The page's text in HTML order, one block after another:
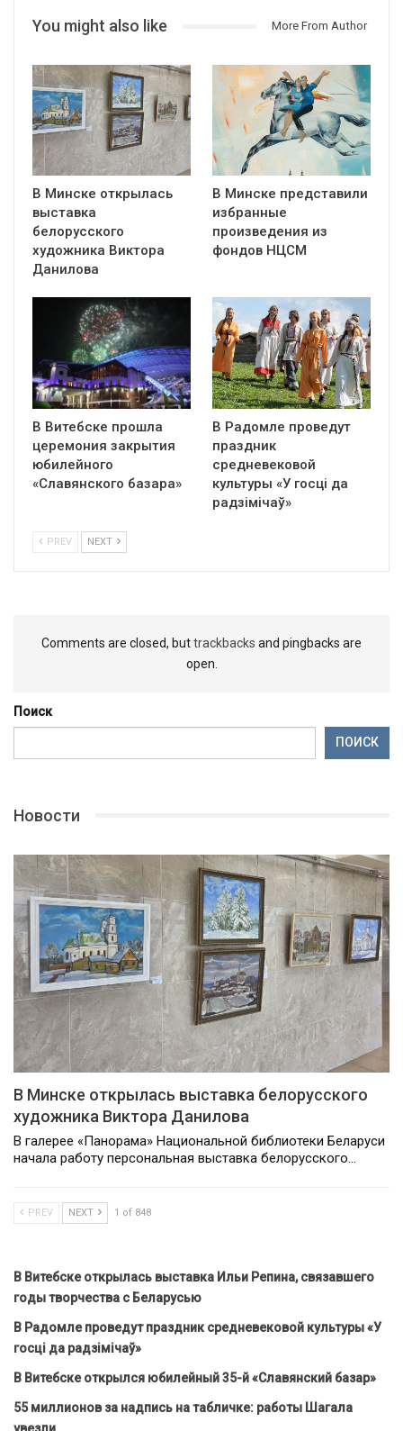
You might also like More From Author
В Минске открылась
выставка
белорусского
художника Виктора
Данилова
В Минске представили
избранные
произведения из
фондов НЦСМ
В Витебске прошла
церемония закрытия
юбилейного
«Славянского базара»
В Радомле проведут
праздник
средневековой
культуры «У госці да
радзімічаў»
PREV NEXT
Comments are closed, buttrackbacks and pingbacks are
open.
Поиск
ПОИСК
Новости
В Минске открылась выставка белорусского
художника Виктора Данилова
В галерее «Панорама» Национальной библиотеки Беларуси
начала работу персональная выставка белорусского…
PREV NEXT 1 of 848
В Витебске открылась выставка Ильи Репина, связавшего
годы творчества с Беларусью
В Радомле проведут праздник средневековой культуры «У
госці да радзімічаў»
В Витебске открылся юбилейный 35-й «Славянский базар»
55 миллионов за надпись на табличке: работы Шагала